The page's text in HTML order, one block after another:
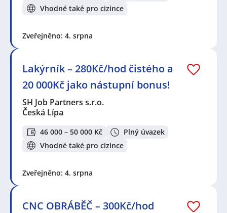
Vhodné také pro cizince
Zveřejněno: 4. srpna
Lakýrník – 280Kč/hod čistého a
20 000Kč jako nástupní bonus!
SH Job Partners s.r.o.
Česká Lípa
46 000 – 50 000 Kč
Plný úvazek
Vhodné také pro cizince
Zveřejněno: 4. srpna
CNC OBRÁBĚČ – 300Kč/hod